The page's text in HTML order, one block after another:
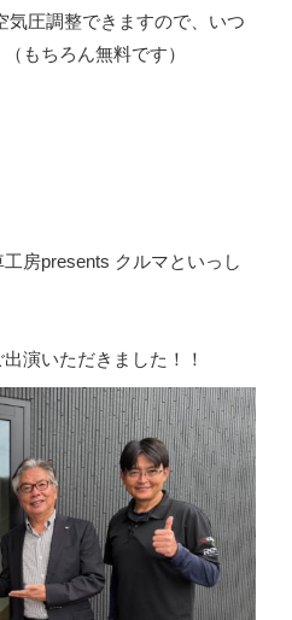
圧調整できますので、いつ
もちろん無料です）
房presents クルマといっし
演いただきました！！